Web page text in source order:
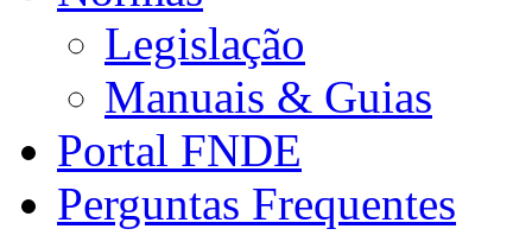
Legislação
Manuais & Guias
Portal FNDE
Perguntas Frequentes